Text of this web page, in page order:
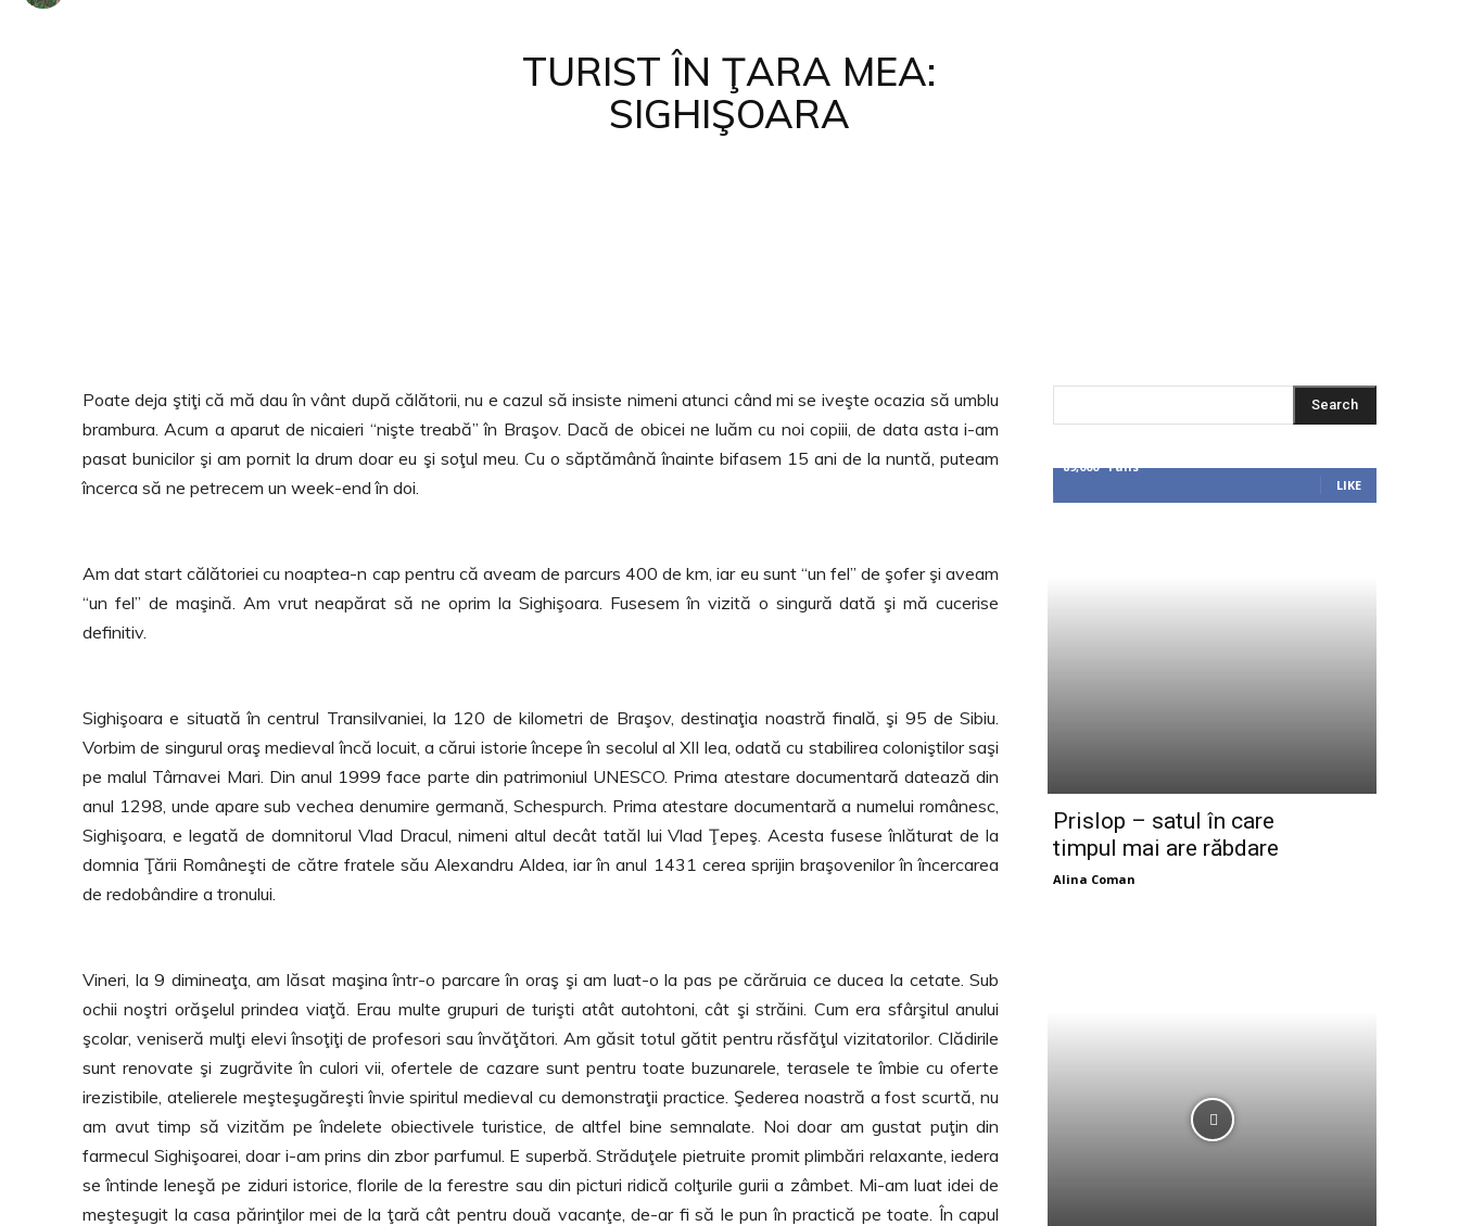
TURIST ÎN ŢARA MEA:
SIGHIŞOARA
Poate deja ştiţi că mă dau în vânt după călătorii, nu e cazul să insiste nimeni atunci când mi se iveşte ocazia să umblu
brambura. Acum a aparut de nicaieri “nişte treabă” în Braşov. Dacă de obicei ne luăm cu noi copiii, de data asta i-am
pasat bunicilor şi am pornit la drum doar eu şi soţul meu. Cu o săptămână înainte bifasem 15 ani de la nuntă, puteam
încerca să ne petrecem un week-end în doi.
Am dat start călătoriei cu noaptea-n cap pentru că aveam de parcurs 400 de km, iar eu sunt “un fel” de şofer şi aveam
“un fel” de maşină. Am vrut neapărat să ne oprim la Sighişoara. Fusesem în vizită o singură dată şi mă cucerise
definitiv.
Sighişoara e situată în centrul Transilvaniei, la 120 de kilometri de Braşov, destinaţia noastră finală, şi 95 de Sibiu.
Vorbim de singurul oraş medieval încă locuit, a cărui istorie începe în secolul al XII lea, odată cu stabilirea coloniştilor saşi
pe malul Târnavei Mari. Din anul 1999 face parte din patrimoniul UNESCO. Prima atestare documentară datează din
anul 1298, unde apare sub vechea denumire germană, Schespurch. Prima atestare documentară a numelui românesc,
Sighişoara, e legată de domnitorul Vlad Dracul, nimeni altul decât tatăl lui Vlad Ţepeş. Acesta fusese înlăturat de la
domnia Ţării Româneşti de către fratele său Alexandru Aldea, iar în anul 1431 cerea sprijin braşovenilor în încercarea
de redobândire a tronului.
Vineri, la 9 dimineaţa, am lăsat maşina într-o parcare în oraş şi am luat-o la pas pe cărăruia ce ducea la cetate. Sub
ochii noştri orăşelul prindea viaţă. Erau multe grupuri de turişti atât autohtoni, cât şi străini. Cum era sfârşitul anului
şcolar, veniseră mulţi elevi însoţiţi de profesori sau învăţători. Am găsit totul gătit pentru răsfăţul vizitatorilor. Clădirile
sunt renovate şi zugrăvite în culori vii, ofertele de cazare sunt pentru toate buzunarele, terasele te îmbie cu oferte
irezistibile, atelierele meşteşugăreşti învie spiritul medieval cu demonstraţii practice. Şederea noastră a fost scurtă, nu
am avut timp să vizităm pe îndelete obiectivele turistice, de altfel bine semnalate. Noi doar am gustat puţin din
farmecul Sighişoarei, doar i-am prins din zbor parfumul. E superbă. Străduţele pietruite promit plimbări relaxante, iedera
se întinde leneşă pe ziduri istorice, florile de la ferestre sau din picturi ridică colţurile gurii a zâmbet. Mi-am luat idei de
meşteşugit la casa părinţilor mei de la ţară cât pentru două vacanţe, de-ar fi să le pun în practică pe toate. În capul
Search
89,000 Fans
LIKE
Prislop – satul în care
timpul mai are răbdare
Alina Coman